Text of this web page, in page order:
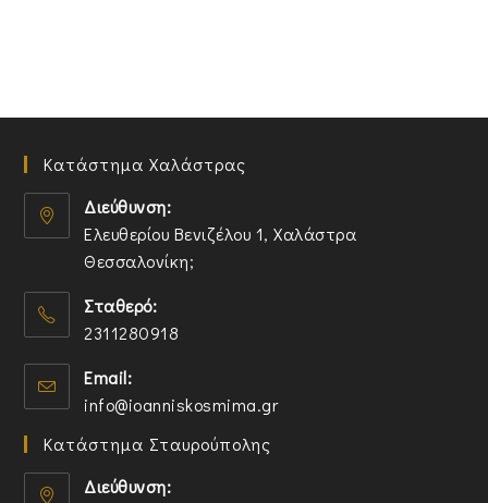
Κατάστημα Χαλάστρας
Διεύθυνση:
Ελευθερίου Βενιζέλου 1, Χαλάστρα
Θεσσαλονίκη;
p
e
s
i
a
n
Σταθερό:
2311280918
p
e
s
Email:
info@ioanniskosmima.grO
Κατάστημα Σταυρούπολης
Διεύθυνση: